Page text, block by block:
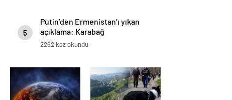
5
Putin’den Ermenistan’ı yıkan
açıklama: Karabağ
Azerbaycan’ın ayrılmaz bir
2262 kez okundu